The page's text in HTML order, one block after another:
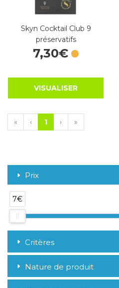
Skyn Cocktail Club 9
préservatifs
7,30€
VISUALISER
« ‹ 1 › »
Prix
7€
Critères
Nature de produit